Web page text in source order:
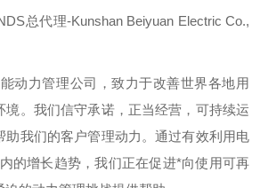
总代理-Kunshan Beiyuan Electric Co.,
动力管理公司，致力于改善世界各地用
境。我们信守承诺，正当经营，可持续运
助我们的客户管理动力。通过有效利用电
的增长趋势，我们正在促进*向使用可再